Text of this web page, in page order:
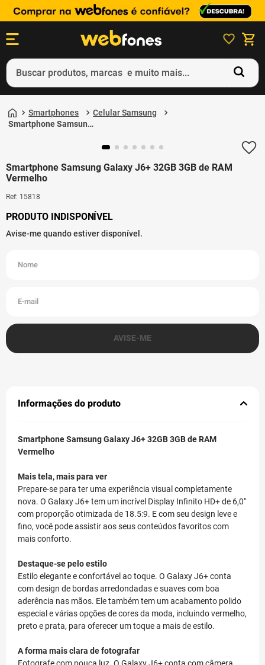
Buscar produtos, marcas e muito mais...
Smartphones
Celular Samsung
Smartphone Samsung
Smartphone Samsung Galaxy J6+ 32GB 3GB de RAM
Vermelho
Informações do produto
Smartphone Samsung Galaxy J6+ 32GB 3GB de RAM
Vermelho
Mais tela, mais para ver
Prepare-se para ter uma experiência visual completamente
com proporção otimizada de 18.5:9. E com seu design leve e
fino, você pode assistir aos seus conteúdos favoritos com
mais conforto.
Destaque-se pelo estilo
Estilo elegante e confortável ao toque. O Galaxy J6+ conta
aderência nas mãos. Ele também tem um acabamento polido
especial e várias opções de cores da moda, incluindo vermelho,
1º
ps5
3º
ps4
4º
smartphone